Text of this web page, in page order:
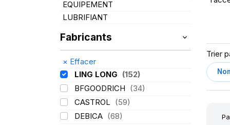
EQUIPEMENT
LUBRIFIANT
Fabricants
× Effacer
LING LONG (152)
BFGOODRICH (34)
CASTROL (59)
DEBICA (68)
Trier